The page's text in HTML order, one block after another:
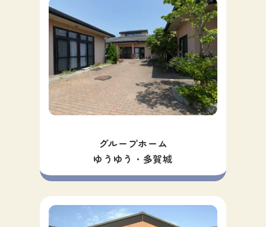
グループホーム
ゆうゆう・多賀城